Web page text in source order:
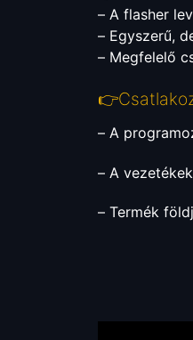
– A flasher
– Egyszerű,
– Megfelelő
– A
– A
– Termék